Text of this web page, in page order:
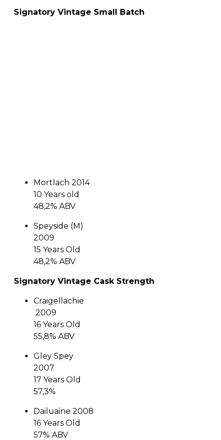
Signatory Vintage Small Batch
Mortlach 2014
10 Years old
48,2% ABV
Speyside (M)
2009
15 Years Old
48,2% ABV
Signatory Vintage Cask Strength
Craigellachie
2009
16 Years Old
55,8% ABV
Gley Spey
2007
17 Years Old
57,3%
Dailuaine 2008
16 Years Old
57% ABV